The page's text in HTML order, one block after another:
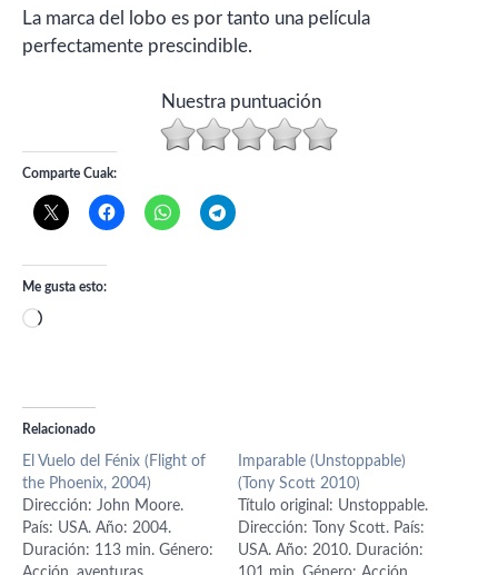
La marca del lobo es por tanto una película
perfectamente prescindible.
Nuestra puntuación
Comparte Cuak:
Me gusta esto:
Cargando...
Relacionado
El Vuelo del Fénix (Flight of
the Phoenix, 2004)
Dirección: John Moore.
País: USA. Año: 2004.
Duración: 113 min. Género:
Imparable (Unstoppable)
(Tony Scott 2010)
Título original: Unstoppable.
Dirección: Tony Scott. País:
USA. Año: 2010. Duración: